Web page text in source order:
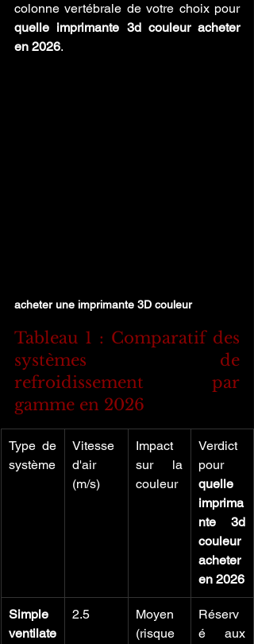
colonne vertébrale de votre choix pour
quelle imprimante 3d couleur acheter
en 2026.
acheter une imprimante 3D couleur
Tableau 1 : Comparatif des
systèmes de
refroidissement par
gamme en 2026
Type de
système
Vitesse
d'air
(m/s)
Impact
sur la
couleur
Verdict
pour
quelle
imprima
nte 3d
couleur
acheter
en 2026
Simple
ventilate
2.5
Moyen
(risque
Réserv
é aux